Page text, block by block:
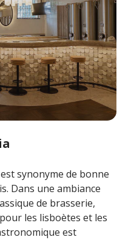
synonyme de bonne
Dans une ambiance
de brasserie,
les lisboètes et les
est